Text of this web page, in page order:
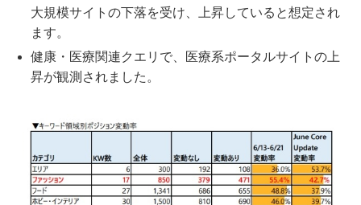
大規模サイトの下落を受け、上昇していると想定され
ます。
健康・医療関連クエリで、医療系ポータルサイトの上
昇が観測されました。